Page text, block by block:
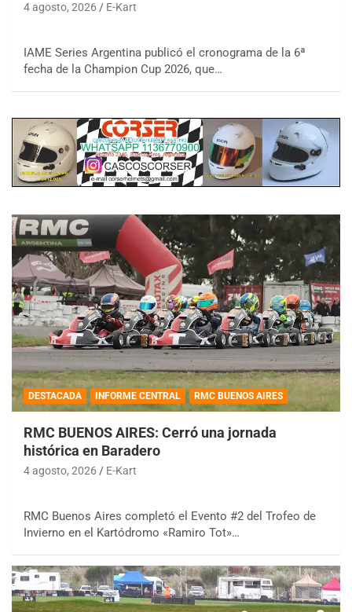
4 agosto, 2026 E-Kart
IAME Series Argentina publicó el cronograma de la 6ª
fecha de la Champion Cup 2026, que…
DESTACADA INFORME CENTRAL RMC BUENOS AIRES
RMC BUENOS AIRES: Cerró una jornada
histórica en Baradero
4 agosto, 2026 E-Kart
RMC Buenos Aires completó el Evento #2 del Trofeo de
Invierno en el Kartódromo «Ramiro Tot»…